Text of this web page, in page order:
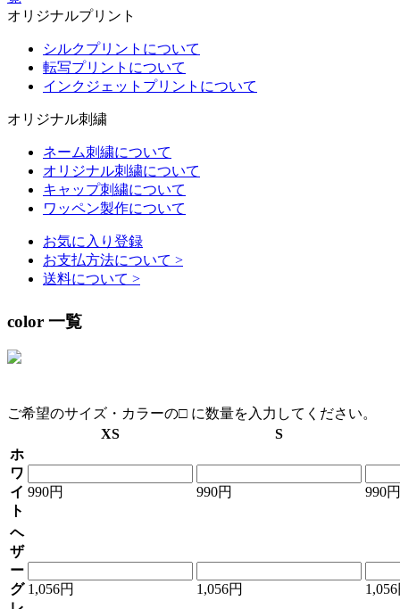
オリジナルプリント
シルクプリントについて
転写プリントについて
インクジェットプリントについて
オリジナル刺繍
ネーム刺繍について
オリジナル刺繍について
キャップ刺繍について
ワッペン製作について
お気に入り登録
お支払方法について >
送料について >
color 一覧
ご希望のサイズ・カラーの□ に数量を入力してください。
XS
S
ホ
ワ
イ
ト
990円 990円 990円
ヘ
ザ
ー
グ 1,056円 1,056円